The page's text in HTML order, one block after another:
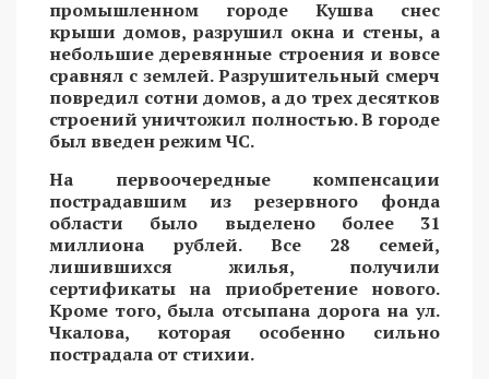
промышленном городе Кушва снес
крыши домов, разрушил окна и стены, а
небольшие деревянные строения и вовсе
сравнял с землей. Разрушительный смерч
повредил сотни домов, а до трех десятков
строений уничтожил полностью. В городе
был введен режим ЧС.
На первоочередные компенсации
пострадавшим из резервного фонда
области было выделено более 31
миллиона рублей. Все 28 семей,
лишившихся жилья, получили
сертификаты на приобретение нового.
Кроме того, была отсыпана дорога на ул.
Чкалова, которая особенно сильно
пострадала от стихии.